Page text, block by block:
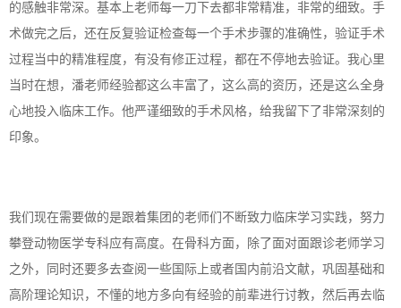
的感触非常深。基本上老师每一刀下去都非常精准，非常的细致。手
术做完之后，还在反复验证检查每一个手术步骤的准确性，验证手术
过程当中的精准程度，有没有修正过程，都在不停地去验证。我心里
当时在想，潘老师经验都这么丰富了，这么高的资历，还是这么全身
心地投入临床工作。他严谨细致的手术风格，给我留下了非常深刻的
印象。
我们现在需要做的是跟着集团的老师们不断致力临床学习实践，努力
攀登动物医学专科应有高度。在骨科方面，除了面对面跟诊老师学习
之外，同时还要多去查阅一些国际上或者国内前沿文献，巩固基础和
高阶理论知识，不懂的地方多向有经验的前辈进行讨教，然后再去临